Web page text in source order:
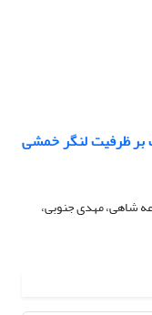
بر ظرفیت لنگر خمشی
شاهی، مهدی جنوبی،